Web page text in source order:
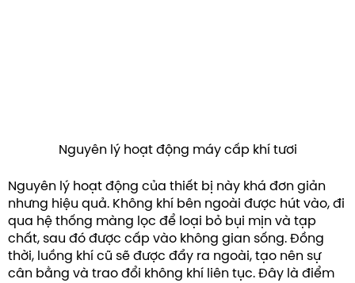
Nguyên lý hoạt động máy cấp khí tươi
Nguyên lý hoạt động của thiết bị này khá đơn giản
nhưng hiệu quả. Không khí bên ngoài được hút vào, đi
qua hệ thống màng lọc để loại bỏ bụi mịn và tạp
chất, sau đó được cấp vào không gian sống. Đồng
thời, luồng khí cũ sẽ được đẩy ra ngoài, tạo nên sự
cân bằng và trao đổi không khí liên tục. Đây là điểm